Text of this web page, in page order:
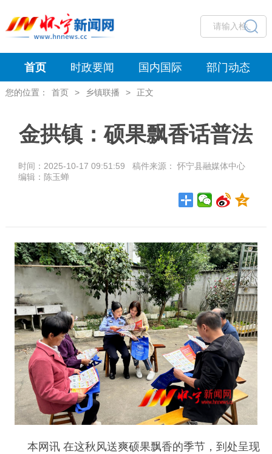
首页 时政要闻 国内国际 部门动态
您的位置： 首页 > 乡镇联播 > 正文
金拱镇：硕果飘香话普法
时间：2025-10-17 09:51:59 稿件来源： 怀宁县融媒体中心
编辑：陈玉蝉
本网讯 在这秋风送爽硕果飘香的季节，到处呈现